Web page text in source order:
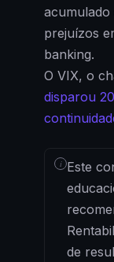
acumulado
prejuízos
banking.
O VIX, o
disparou
i Este
de